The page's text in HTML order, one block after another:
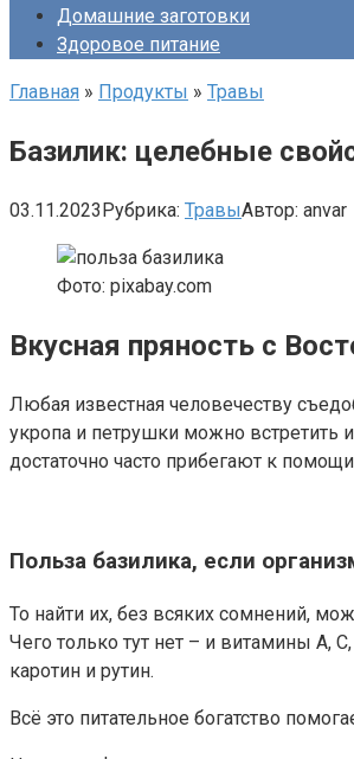
Домашние заготовки
Здоровое питание
Главная » Продукты » Травы
Базилик: целебные
03.11.2023Рубрика: ТравыАвтор: anvar
Фото: pixabay.com
Вкусная пряность с
Любая известная человечеству
укропа и петрушки можно встретить
достаточно часто прибегают к
Польза базилика, если
То найти их, без всяких сомнений,
Чего только тут нет – и витамины А,
каротин и рутин.
Всё это питательное богатство